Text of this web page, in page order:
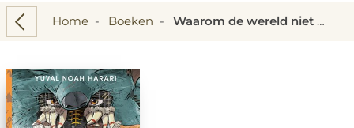
Home- Boeken - Waarom de wereld niet eerlijk is